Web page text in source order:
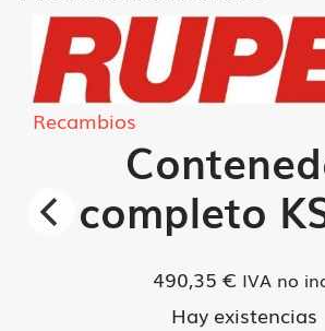
Recambios
completo
490,35 € IVA no
Hay existencias